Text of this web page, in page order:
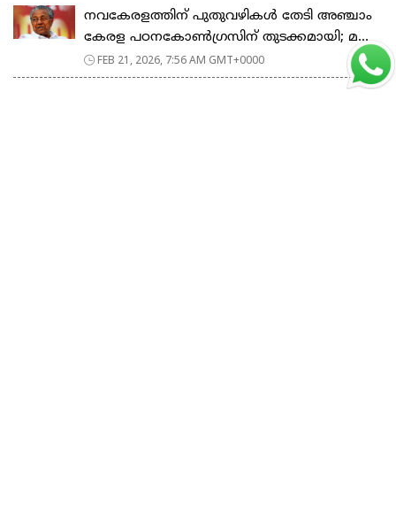
നവകേരളത്തിന് പുതുവഴികൾ തേടി അഞ്ചാം
കേരള പഠനകോൺഗ്രസിന് തുടക്കമായി; മ...
FEB 21, 2026, 7:56 AM GMT+0000